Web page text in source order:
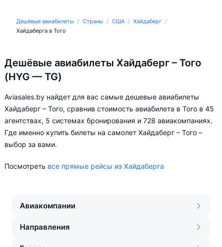
Дешёвые авиабилеты Страны США
Хайдаберг
Хайдаберга в Того
Дешёвые авиабилеты Хайдаберг – Того
(HYG — TG)
Aviasales.by найдет для вас самые дешевые авиабилеты
Хайдаберг – Того, сравнив стоимость авиабилета в Того в 45
агентствах, 5 системах бронирования и 728 авиакомпаниях.
Где именно купить билеты на самолет Хайдаберг – Того –
выбор за вами.
Посмотреть все прямые рейсы из Хайдаберга
Авиакомпании
Направления